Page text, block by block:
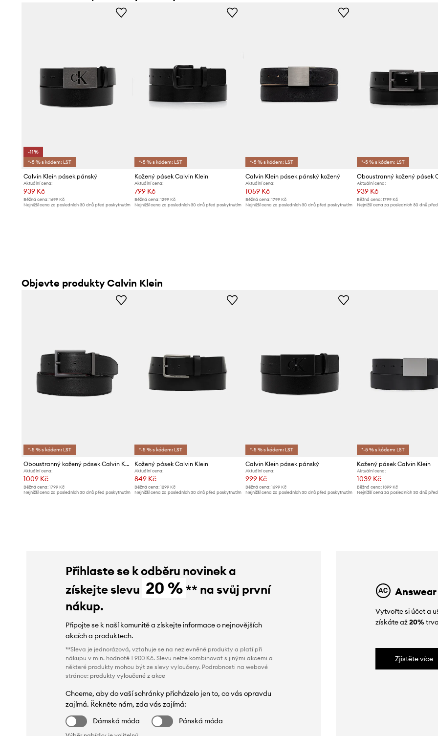
-11%
*-5 % s kódem: LST
Calvin Klein pásek pánský
Aktuální cena:
939 Kč
Běžná cena: 1699 Kč
Nejnižší cena za posledních 30 dnů před poskytnutím
*-5 % s kódem: LST
Kožený pásek Calvin Klein
Aktuální cena:
799 Kč
Běžná cena:1299 Kč
Nejnižší cena za posledních 30 dnů před poskytnutím
*-5 % s kódem: LST
Calvin Klein pásek pánský kožený
Aktuální cena:
1059 Kč
Běžná cena: 1799 Kč
Nejnižší cena za posledních 30 dnů před poskytnutím
*-5 % s kódem: LST
Aktuální cena:
939 Kč
Běžná cena: 1799 Kč
Nejnižší cena za posledních 30 dnů
Objevte produkty Calvin Klein
*-5 % s kódem: LST
Oboustranný kožený pásek Calvin Klein
Aktuální cena:
1009 Kč
Běžná cena: 1799 Kč
Nejnižší cena za posledních 30 dnů před poskytnutím
*-5 % s kódem: LST
Kožený pásek Calvin Klein
Aktuální cena:
849 Kč
Běžná cena:1299 Kč
Nejnižší cena za posledních 30 dnů před poskytnutím
*-5 % s kódem: LST
Calvin Klein pásek pánský
Aktuální cena:
999 Kč
Běžná cena: 1699 Kč
Nejnižší cena za posledních 30 dnů před poskytnutím
*-5 % s kódem: LST
Kožený pásek Calvin Klein
Aktuální cena:
1039 Kč
Běžná cena: 1399 Kč
Nejnižší cena za posledních 30 dnů
Přihlaste se k odběru novinek a
získejte slevu 20 % ** na svůj první
nákup.
Připojte se k naší komunitě a získejte informace o nejnovějších
akcích a produktech.
**Sleva je jednorázová, vztahuje se na nezlevněné produkty a platí při
nákupu v min. hodnotě 1 900 Kč. Slevu nelze kombinovat s jinými akcemi a
některé produkty mohou být ze slevy vyloučeny. Podrobnosti na webové
stránce: produkty vyloučené z akce
Chceme, aby do vaší schránky přicházelo jen to, co vás opravdu
zajímá. Řekněte nám, zda vás zajímá:
Dámská móda
Pánská móda
Vytvořte si účet a
získáte až20%
Zjistěte více